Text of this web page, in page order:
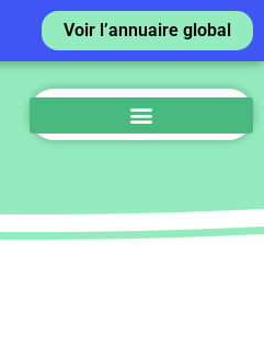
Voir l’annuaire global